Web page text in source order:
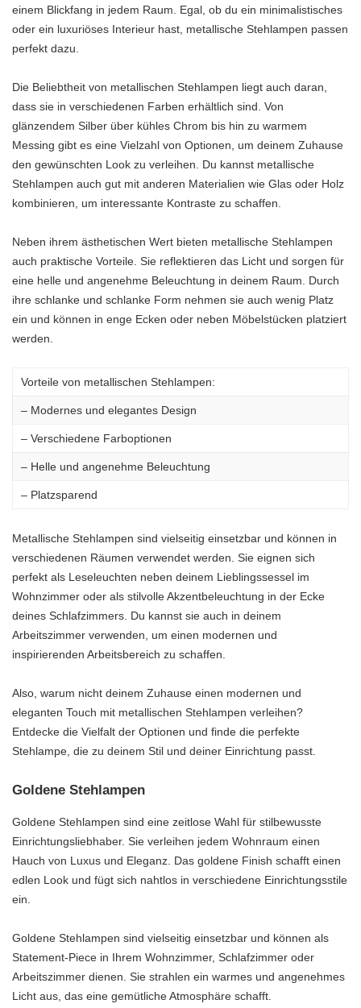
einem Blickfang in jedem Raum. Egal, ob du ein minimalistisches
oder ein luxuriöses Interieur hast, metallische Stehlampen passen
perfekt dazu.
Die Beliebtheit von metallischen Stehlampen liegt auch daran,
dass sie in verschiedenen Farben erhältlich sind. Von
glänzendem Silber über kühles Chrom bis hin zu warmem
Messing gibt es eine Vielzahl von Optionen, um deinem Zuhause
den gewünschten Look zu verleihen. Du kannst metallische
Stehlampen auch gut mit anderen Materialien wie Glas oder Holz
kombinieren, um interessante Kontraste zu schaffen.
Neben ihrem ästhetischen Wert bieten metallische Stehlampen
auch praktische Vorteile. Sie reflektieren das Licht und sorgen für
eine helle und angenehme Beleuchtung in deinem Raum. Durch
ihre schlanke und schlanke Form nehmen sie auch wenig Platz
ein und können in enge Ecken oder neben Möbelstücken platziert
werden.
Vorteile von metallischen Stehlampen:
– Modernes und elegantes Design
– Verschiedene Farboptionen
– Helle und angenehme Beleuchtung
– Platzsparend
Metallische Stehlampen sind vielseitig einsetzbar und können in
verschiedenen Räumen verwendet werden. Sie eignen sich
perfekt als Leseleuchten neben deinem Lieblingssessel im
Wohnzimmer oder als stilvolle Akzentbeleuchtung in der Ecke
deines Schlafzimmers. Du kannst sie auch in deinem
Arbeitszimmer verwenden, um einen modernen und
inspirierenden Arbeitsbereich zu schaffen.
Also, warum nicht deinem Zuhause einen modernen und
eleganten Touch mit metallischen Stehlampen verleihen?
Entdecke die Vielfalt der Optionen und finde die perfekte
Stehlampe, die zu deinem Stil und deiner Einrichtung passt.
Goldene Stehlampen
Goldene Stehlampen sind eine zeitlose Wahl für stilbewusste
Einrichtungsliebhaber. Sie verleihen jedem Wohnraum einen
Hauch von Luxus und Eleganz. Das goldene Finish schafft einen
edlen Look und fügt sich nahtlos in verschiedene Einrichtungsstile
ein.
Goldene Stehlampen sind vielseitig einsetzbar und können als
Statement-Piece in Ihrem Wohnzimmer, Schlafzimmer oder
Arbeitszimmer dienen. Sie strahlen ein warmes und angenehmes
Licht aus, das eine gemütliche Atmosphäre schafft.